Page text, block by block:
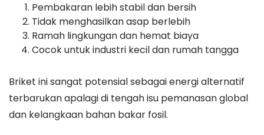
Pembakaran lebih stabil dan bersih
Tidak menghasilkan asap berlebih
Ramah lingkungan dan hemat biaya
Cocok untuk industri kecil dan rumah tangga
Briket ini sangat potensial sebagai energi alternatif
terbarukan apalagi di tengah isu pemanasan global
dan kelangkaan bahan bakar fosil.